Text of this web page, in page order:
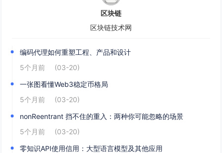
区块链
区块链技术网
编码代理如何重塑工程、产品和设计
5个月前
(03-20)
一张图看懂Web3稳定币格局
5个月前
(03-20)
nonReentrant 挡不住的重入：两种你可能忽略的场景
5个月前
(03-20)
零知识API使用信用：大型语言模型及其他应用